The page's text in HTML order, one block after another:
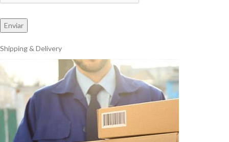
Shipping & Delivery